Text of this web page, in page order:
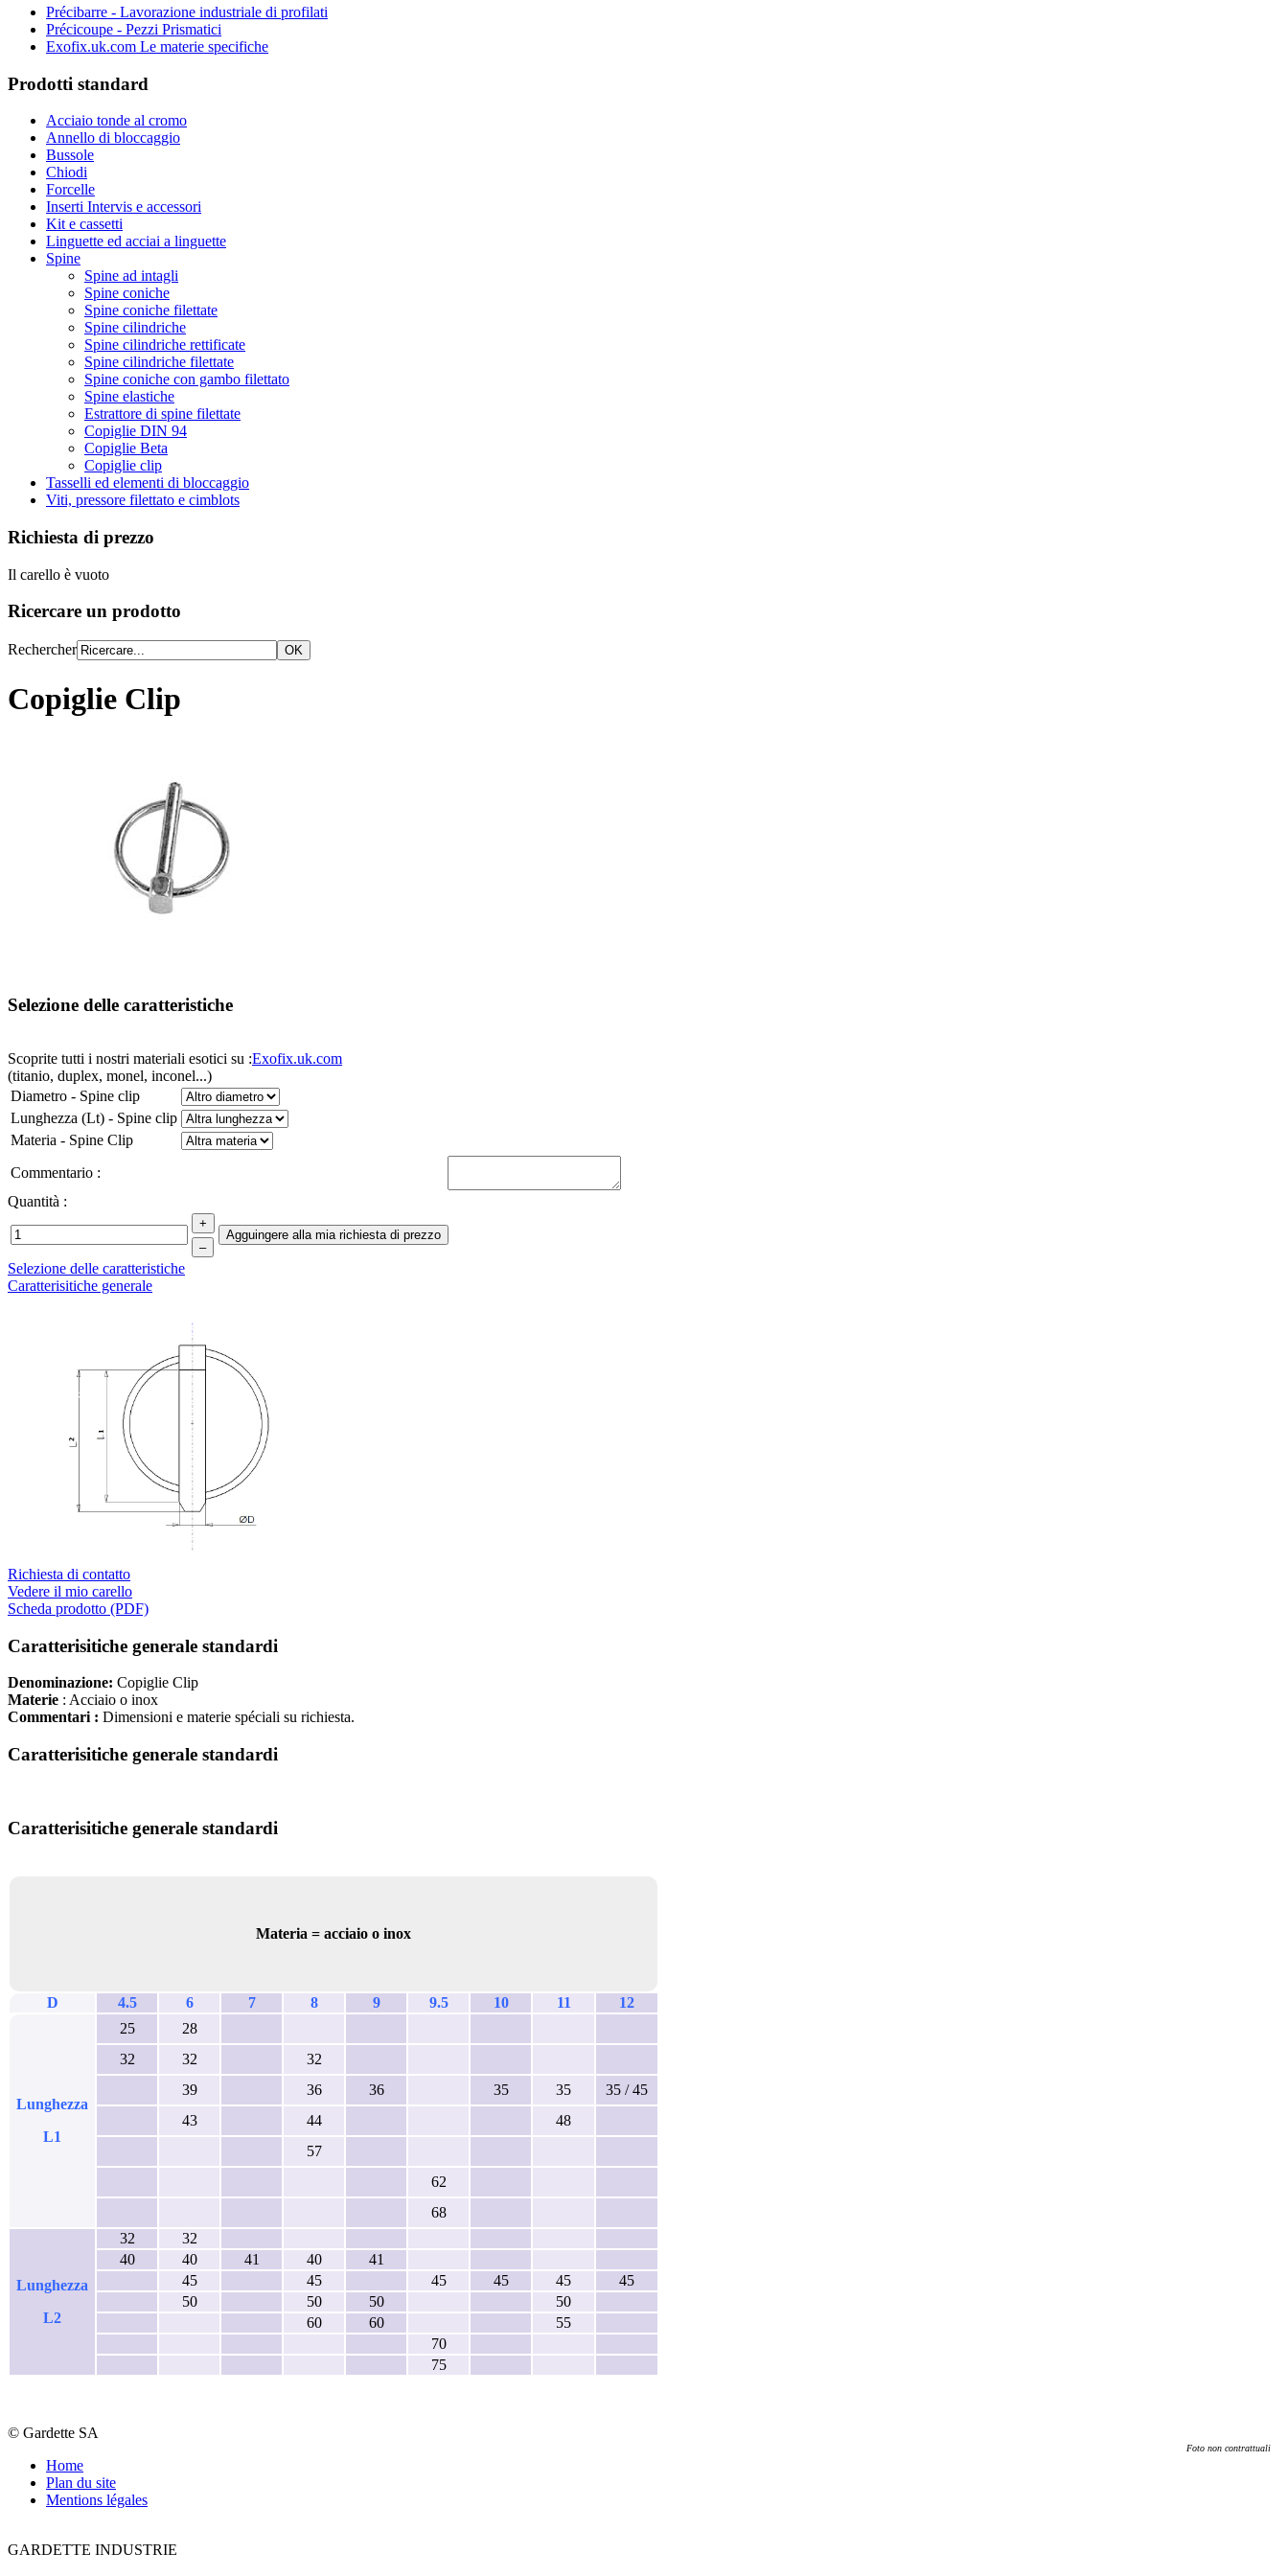
Précibarre - Lavorazione industriale di profilati
Précicoupe - Pezzi Prismatici
Exofix.uk.com Le materie specifiche
Prodotti standard
Acciaio tonde al cromo
Annello di bloccaggio
Bussole
Chiodi
Forcelle
Inserti Intervis e accessori
Kit e cassetti
Linguette ed acciai a linguette
Spine
Spine ad intagli
Spine coniche
Spine coniche filettate
Spine cilindriche
Spine cilindriche rettificate
Spine cilindriche filettate
Spine coniche con gambo filettato
Spine elastiche
Estrattore di spine filettate
Copiglie DIN 94
Copiglie Beta
Copiglie clip
Tasselli ed elementi di bloccaggio
Viti, pressore filettato e cimblots
Richiesta di prezzo
Il carello è vuoto
Ricercare un prodotto
Rechercher
Copiglie Clip
Selezione delle caratteristiche
Scoprite tutti i nostri materiali esotici su :Exofix.uk.com
(titanio, duplex, monel, inconel...)
Diametro - Spine clip
Lunghezza (Lt) - Spine clip
Materia - Spine Clip
Commentario :
Quantità :
Selezione delle caratteristiche
Caratterisitiche generale
Richiesta di contatto
Vedere il mio carello
Scheda prodotto (PDF)
Caratterisitiche generale standardi
Denominazione: Copiglie Clip
Materie : Acciaio o inox
Commentari : Dimensioni e materie spéciali su richiesta.
Caratterisitiche generale standardi
Caratterisitiche generale standardi
Materia = acciaio o inox
D 4.5 6 7 8 9 9.5 10 11 12
Lunghezza
L1
25
28
32
32
32
39
36 36 35 35
35 / 45
43
44
48
57
62
68
Lunghezza
L2
32
32
40
40 41 40
41
45
45 45 45 45
45
50
50 50
50
60
60
55
70
75
Foto non contrattuali
© Gardette SA
Home
Plan du site
Mentions légales
GARDETTE INDUSTRIE